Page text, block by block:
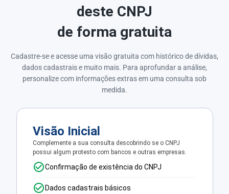
deste CNPJ
de forma gratuita
Cadastre-se e acesse uma visão gratuita com histórico de dívidas,
dados cadastrais e muito mais. Para aprofundar a análise,
personalize com informações extras em uma consulta sob
medida.
Visão Inicial
Complemente a sua consulta descobrindo se o CNPJ
possui algum protesto com bancos e outras empresas.
Confirmação de existência do CNPJ
Dados cadastrais básicos